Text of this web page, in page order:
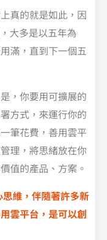
真的就是如此，因
大多是以五年為
滿，直到下一個五
，你要用可擴展的
方式，來運行你的
筆花費，善用雲平
理，將思緒放在你
值的產品、方案。
維，伴隨著許多新
雲平台，是可以創